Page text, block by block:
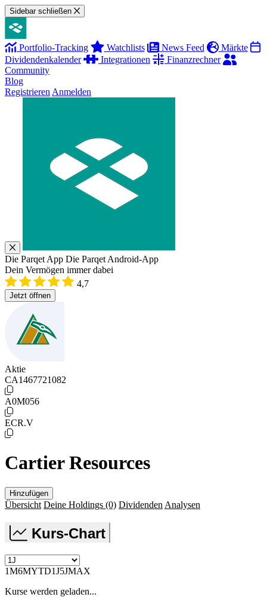
Sidebar schließen
Portfolio-Tracking Watchlists News Feed
Märkte
Dividendenkalender
Integrationen
Finanzrechner
Community
Blog
Registrieren Anmelden
Die Parqet App Die Parqet Android-App
Dein Vermögen immer dabei
4,7
Jetzt öffnen
Aktie
CA1467721082
A0M056
ECR.V
Cartier Resources
Hinzufügen
Übersicht Deine Holdings (0) Dividenden Analysen
Kurs-Chart
1M6MYTD1J5JMAX
Kurse werden geladen...